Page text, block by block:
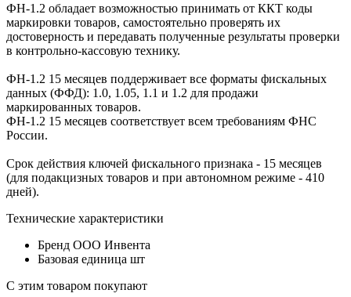
ФН-1.2 обладает возможностью принимать от ККТ коды
маркировки товаров, самостоятельно проверять их
достоверность и передавать полученные результаты проверки
в контрольно-кассовую технику.
ФН-1.2 15 месяцев поддерживает все форматы фискальных
данных (ФФД): 1.0, 1.05, 1.1 и 1.2 для продажи
маркированных товаров.
ФН-1.2 15 месяцев соответствует всем требованиям ФНС
России.
Срок действия ключей фискального признака - 15 месяцев
(для подакцизных товаров и при автономном режиме - 410
дней).
Технические характеристики
Бренд ООО Инвента
Базовая единица шт
С этим товаром покупают